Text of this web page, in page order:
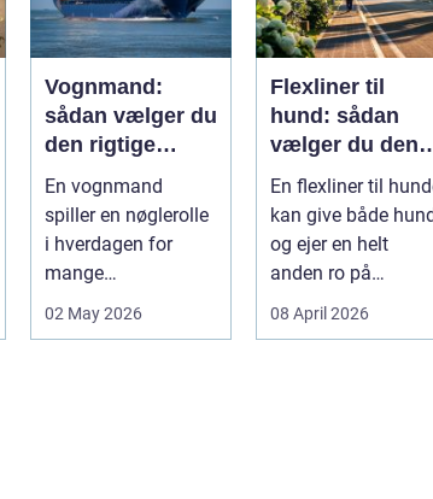
Vognmand:
sådan vælger du
den rigtige
samarbejdspart
ner
En vognmand
spiller en nøglerolle
i hverdagen for
mange
02 May 2026
Flexliner til
hund: sådan
vælger du den
rigtige
En flexliner til
kan give både
og ejer en helt
anden ro på
gåturen. Hun...
08 April 2026